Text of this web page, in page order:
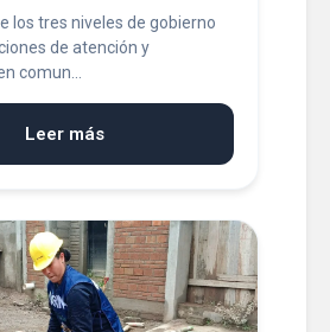
los tres niveles de gobierno
de atención y
comun...
Leer más